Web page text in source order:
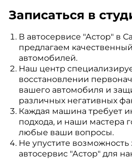
Записаться в
В автосервисе "Астор" в
предлагаем
автомобилей.
Наш центр
восстановлении
вашего автомобиля и
различных негативных
Каждая машина требует
подхода, и наши мастера
любые ваши вопросы.
Не упустите возможность
автосервис "Астор" для